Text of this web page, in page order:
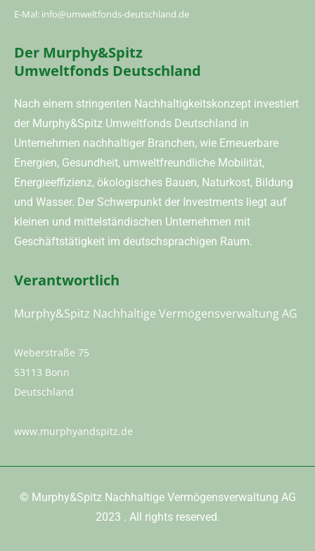
E-Mal: info@umweltfonds-deutschland.de
Der Murphy&Spitz
Umweltfonds Deutschland
Nach einem stringenten Nachhaltigkeitskonzept investiert
der Murphy&Spitz Umweltfonds Deutschland in
Unternehmen nachhaltiger Branchen, wie Erneuerbare
Energien, Gesundheit, umweltfreundliche Mobilität,
Energieeffizienz, ökologisches Bauen, Naturkost, Bildung
und Wasser. Der Schwerpunkt der Investments liegt auf
kleinen und mittelständischen Unternehmen mit
Geschäftstätigkeit im deutschsprachigen Raum.
Verantwortlich
Murphy&Spitz Nachhaltige Vermögensverwaltung AG
Weberstraße 75
53113 Bonn
Deutschland
www.murphyandspitz.de
© Murphy&Spitz Nachhaltige Vermögensverwaltung AG
2023 . All rights reserved.